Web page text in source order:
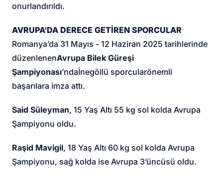
onurlandırıldı.
AVRUPA’DA DERECE GETİREN SPORCULAR
Romanya’da 31 Mayıs - 12 Haziran 2025 tarihlerinde
düzenlenenAvrupa Bilek Güreşi
Şampiyonası’ndaİnegöllü sporcularönemli
başarılara imza attı.
Said Süleyman, 15 Yaş Altı 55 kg sol kolda Avrupa
Şampiyonu oldu.
Raşid Mavigil, 18 Yaş Altı 60 kg sol kolda Avrupa
Şampiyonu, sağ kolda ise Avrupa 3’üncüsü oldu.